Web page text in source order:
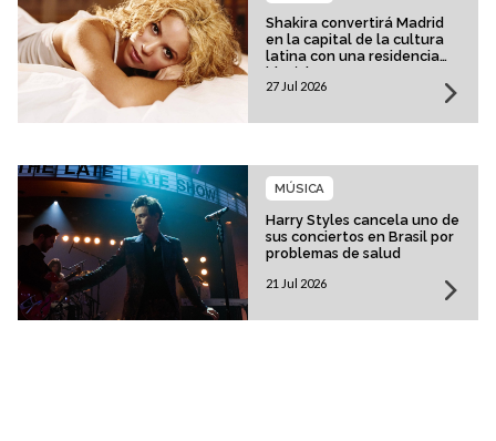
Shakira convertirá Madrid
en la capital de la cultura
latina con una residencia
histórica
27 Jul 2026
Harry Styles cancela uno de
sus conciertos en Brasil por
problemas de salud
MÚSICA
21 Jul 2026